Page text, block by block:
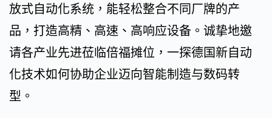
放式自动化系统，能轻松整合不同厂牌的产
品，打造高精、高速、高响应设备。诚挚地邀
请各产业先进莅临倍福摊位，一探德国新自动
化技术如何协助企业迈向智能制造与数码转
型。